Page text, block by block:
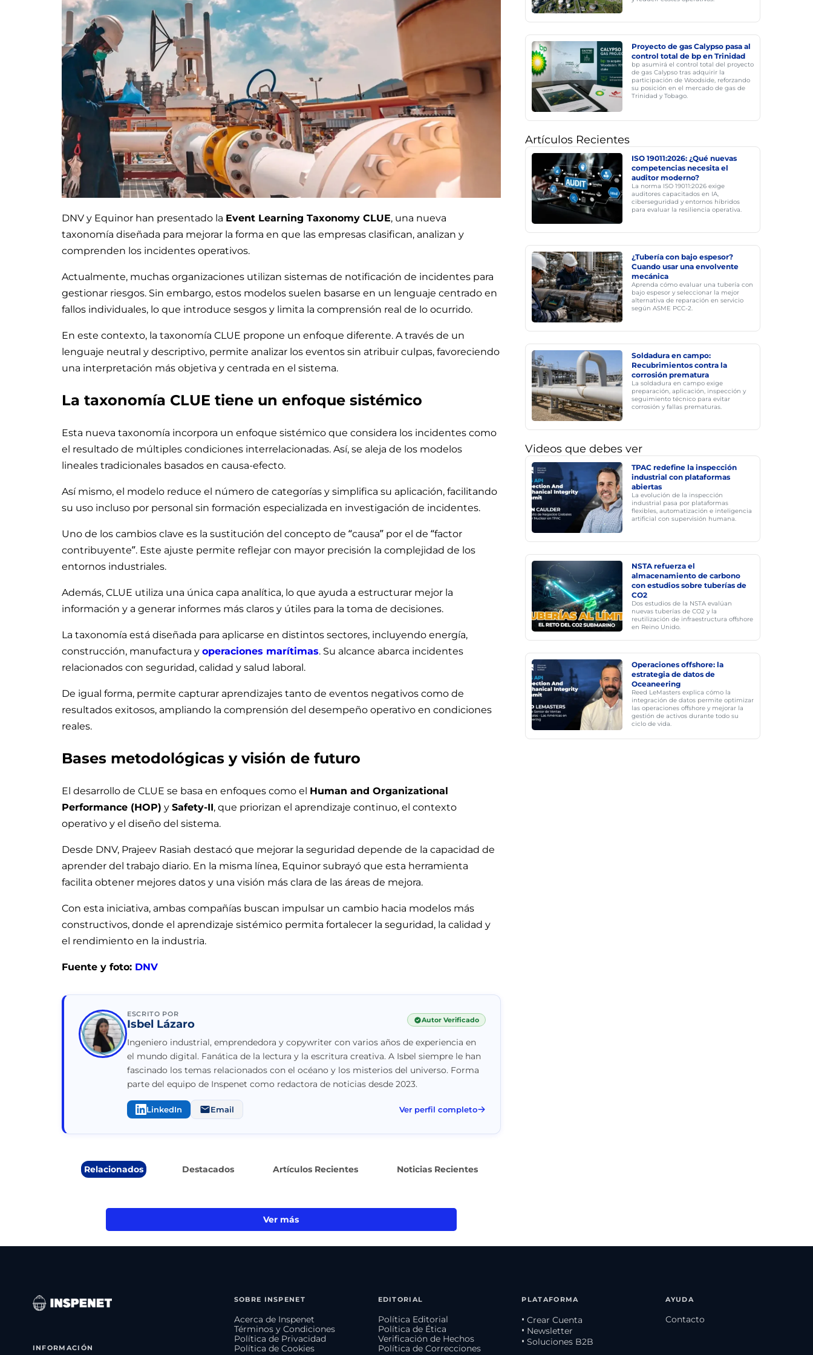
DNV y Equinor han presentado la Event Learning Taxonomy CLUE, una nueva
taxonomía diseñada para mejorar la forma en que las empresas clasifican, analizan y
comprenden los incidentes operativos.
Actualmente, muchas organizaciones utilizan sistemas de notificación de incidentes para
gestionar riesgos. Sin embargo, estos modelos suelen basarse en un lenguaje centrado en
fallos individuales, lo que introduce sesgos y limita la comprensión real de lo ocurrido.
En este contexto, la taxonomía CLUE propone un enfoque diferente. A través de un
lenguaje neutral y descriptivo, permite analizar los eventos sin atribuir culpas, favoreciendo
una interpretación más objetiva y centrada en el sistema.
La taxonomía CLUE tiene un enfoque sistémico
Esta nueva taxonomía incorpora un enfoque sistémico que considera los incidentes como
el resultado de múltiples condiciones interrelacionadas. Así, se aleja de los modelos
lineales tradicionales basados en causa-efecto.
Así mismo, el modelo reduce el número de categorías y simplifica su aplicación, facilitando
su uso incluso por personal sin formación especializada en investigación de incidentes.
Uno de los cambios clave es la sustitución del concepto de “causa” por el de “factor
contribuyente”. Este ajuste permite reflejar con mayor precisión la complejidad de los
entornos industriales.
Además, CLUE utiliza una única capa analítica, lo que ayuda a estructurar mejor la
información y a generar informes más claros y útiles para la toma de decisiones.
La taxonomía está diseñada para aplicarse en distintos sectores, incluyendo energía,
construcción, manufactura y operaciones marítimas. Su alcance abarca incidentes
relacionados con seguridad, calidad y salud laboral.
De igual forma, permite capturar aprendizajes tanto de eventos negativos como de
resultados exitosos, ampliando la comprensión del desempeño operativo en condiciones
reales.
Bases metodológicas y visión de futuro
El desarrollo de CLUE se basa en enfoques como el Human and Organizational
Performance (HOP) y Safety-II, que priorizan el aprendizaje continuo, el contexto
operativo y el diseño del sistema.
Desde DNV, Prajeev Rasiah destacó que mejorar la seguridad depende de la capacidad de
aprender del trabajo diario. En la misma línea, Equinor subrayó que esta herramienta
facilita obtener mejores datos y una visión más clara de las áreas de mejora.
Con esta iniciativa, ambas compañías buscan impulsar un cambio hacia modelos más
constructivos, donde el aprendizaje sistémico permita fortalecer la seguridad, la calidad y
el rendimiento en la industria.
Fuente y foto: DNV
ESCRITO POR
Isbel Lázaro Autor Verificado
Ingeniero industrial, emprendedora y copywriter con varios años de experiencia en
el mundo digital. Fanática de la lectura y la escritura creativa. A Isbel siempre le han
fascinado los temas relacionados con el océano y los misterios del universo. Forma
parte del equipo de Inspenet como redactora de noticias desde 2023.
LinkedIn Email Ver perfil completo
Relacionados Destacados Artículos Recientes Noticias Recientes
Ver más
Proyecto de gas Calypso pasa al
control total de bp en Trinidad
bp asumirá el control total del proyecto
de gas Calypso tras adquirir la
participación de Woodside, reforzando
su posición en el mercado de gas de
Trinidad y Tobago.
Artículos Recientes
ISO 19011:2026: ¿Qué nuevas
competencias necesita el
auditor moderno?
La norma ISO 19011:2026 exige
auditores capacitados en IA,
ciberseguridad y entornos híbridos
para evaluar la resiliencia operativa.
¿Tubería con bajo espesor?
Cuando usar una envolvente
mecánica
Aprenda cómo evaluar una tubería con
bajo espesor y seleccionar la mejor
alternativa de reparación en servicio
según ASME PCC-2.
Soldadura en campo:
Recubrimientos contra la
corrosión prematura
La soldadura en campo exige
preparación, aplicación, inspección y
seguimiento técnico para evitar
corrosión y fallas prematuras.
Videos que debes ver
TPAC redefine la inspección
industrial con plataformas
abiertas
La evolución de la inspección
industrial pasa por plataformas
flexibles, automatización e inteligencia
artificial con supervisión humana.
NSTA refuerza el
almacenamiento de carbono
con estudios sobre tuberías de
CO2
Dos estudios de la NSTA evalúan
nuevas tuberías de CO2 y la
reutilización de infraestructura offshore
en Reino Unido.
Operaciones offshore: la
estrategia de datos de
Oceaneering
Reed LeMasters explica cómo la
integración de datos permite optimizar
las operaciones offshore y mejorar la
gestión de activos durante todo su
ciclo de vida.
INFORMACIÓN
SOBRE INSPENET
Acerca de Inspenet
Términos y Condiciones
Política de Privacidad
Política de Cookies
EDITORIAL
Política Editorial
Política de Ética
Verificación de Hechos
Política de Correcciones
PLATAFORMA
• Crear Cuenta
• Newsletter
• Soluciones B2B
AYUDA
Contacto